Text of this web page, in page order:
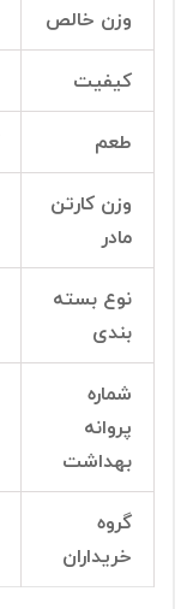
وزن خالص
کیفیت
طعم
وزن کارتن
مادر
نوع بسته
بندی
شماره
پروانه
بهداشت
گروه
خریداران